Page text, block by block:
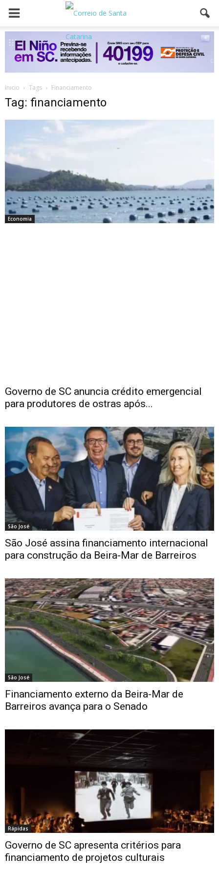
Inicio Tags Financiamento
Tag: financiamento
Economia
Governo de SC anuncia crédito emergencial
para produtores de ostras após...
São José
São José assina financiamento internacional
para construção da Beira-Mar de Barreiros
São José
Financiamento externo da Beira-Mar de
Barreiros avança para o Senado
Rápidas
Governo de SC apresenta critérios para
financiamento de projetos culturais